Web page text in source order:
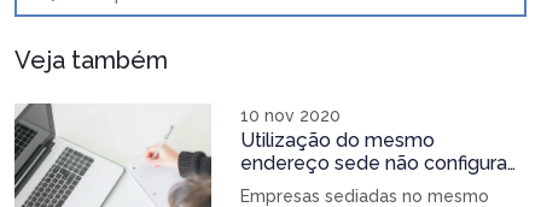
Veja também
10 nov 2020
Utilização do mesmo
endereço sede não configura
sucessão empresarial
Empresas sediadas no mesmo